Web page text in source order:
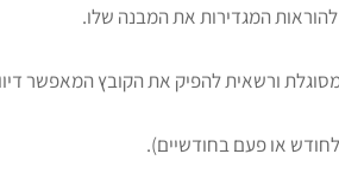
המגדירות את המבנה שלו.
ורשאית להפיק את הקובץ המאפשר
או פעם בחודשיים).